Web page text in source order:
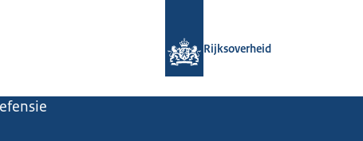
Rijksoverheid